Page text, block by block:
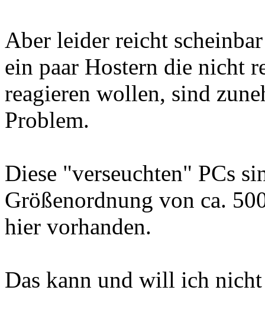
Aber leider reicht
ein paar Hostern die nicht
reagieren wollen, sind
Problem.
Diese "verseuchten" PCs
Größenordnung von ca.
hier vorhanden.
Das kann und will ich